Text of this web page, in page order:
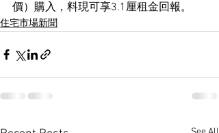
價）購入，料現可享3.1厘租金回報。
住宅市場新聞